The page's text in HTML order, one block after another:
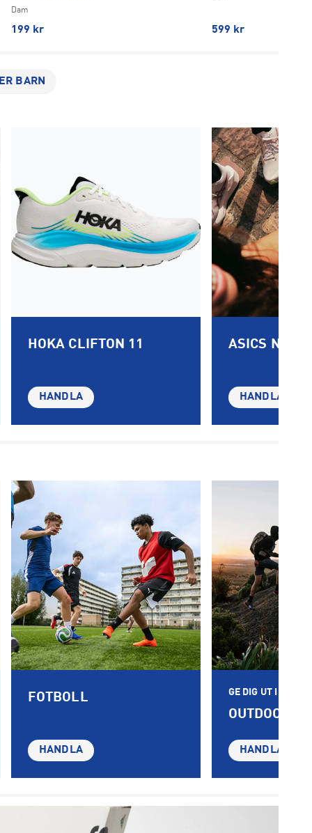
Dam
199 kr 599 kr
BARN
HOKA CLIFTON 11
HANDLA
ASICS
HANDLA
FOTBOLL
HANDLA
GE DIG UT I
OUTDOOR
HANDLA